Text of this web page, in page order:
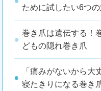
ために試したい6つ
巻き爪は遺伝する！
どもの隠れ巻き爪
「痛みがないから大
寝たきりになる巻き